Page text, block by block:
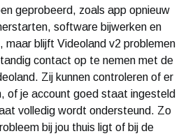
geprobeerd, zoals app opnieuw
software bijwerken en
maar blijft Videoland v2 problemen
contact op te nemen met de
Zij kunnen controleren of er
of je account goed staat ingesteld
volledig wordt ondersteund. Zo
bij jou thuis ligt of bij de